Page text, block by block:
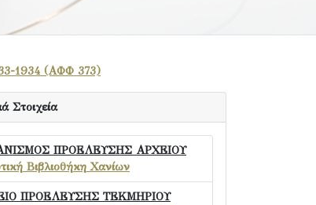
1934 (ΑΦΦ 373)
Στοιχεία
ΠΡΟΕΛΕΥΣΗΣ ΑΡΧΕΙΟΥ
Βιβλιοθήκη Χανίων
ΠΡΟΕΛΕΥΣΗΣ ΤΕΚΜΗΡΙΟΥ